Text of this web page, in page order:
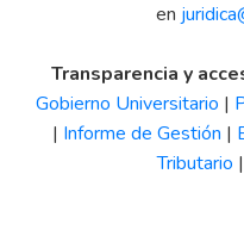
en
Transparencia y
Gobierno Universitario |
| Informe de Gestión |
Tributario |